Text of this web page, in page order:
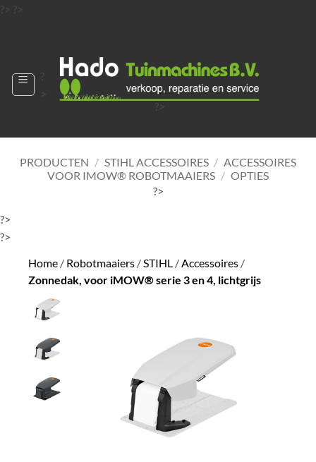
?> ?>
?>
?
PRODUCTEN / STIHL ACCESSOIRES / ACCESSOIRES
VOOR IMOW® ROBOTMAAIERS / OPTIES
?>
?>
?>
Home / Robotmaaiers /STIHL /Accessoires /
Zonnedak, voor iMOW® serie 3 en 4, lichtgrijs